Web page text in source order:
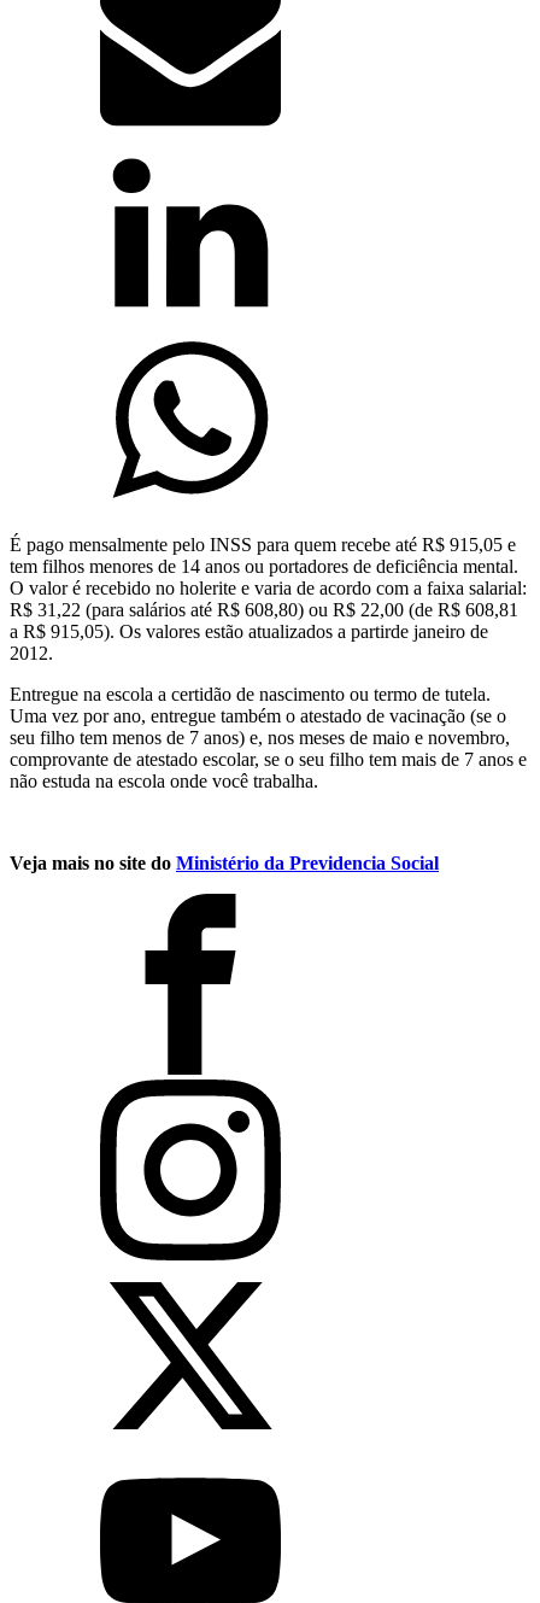
É pago mensalmente pelo INSS para quem recebe até R$ 915,05 e
tem filhos menores de 14 anos ou portadores de deficiência mental.
O valor é recebido no holerite e varia de acordo com a faixa salarial:
R$ 31,22 (para salários até R$ 608,80) ou R$ 22,00 (de R$ 608,81
a R$ 915,05). Os valores estão atualizados a partirde janeiro de
2012.
Entregue na escola a certidão de nascimento ou termo de tutela.
Uma vez por ano, entregue também o atestado de vacinação (se o
seu filho tem menos de 7 anos) e, nos meses de maio e novembro,
comprovante de atestado escolar, se o seu filho tem mais de 7 anos e
não estuda na escola onde você trabalha.
Veja mais no site do Ministério da Previdencia Social